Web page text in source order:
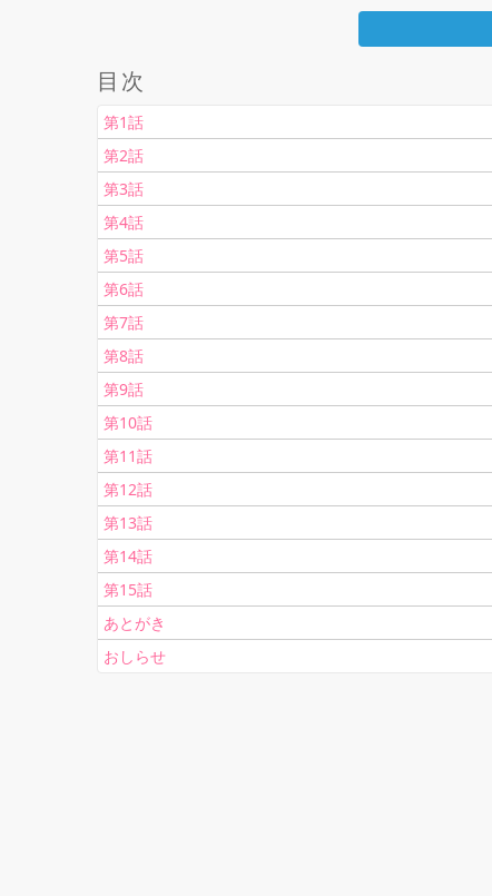
目次
第1話
第2話
第3話
第4話
第5話
第6話
第7話
第8話
第9話
第10話
第11話
第12話
第13話
第14話
第15話
あとがき
おしらせ